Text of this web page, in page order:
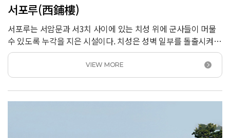
서포루(西鋪樓)
서포루는 서암문과 서3치 사이에 있는 치성 위에 군사들이 머물
수 있도록 누각을 지은 시설이다. 치성은 성벽 일부를 돌출시켜
적을 감시하고 공격할 수 있도록 만든 시설물이다. 화성에는 모두
15곳의 치성이 있는데 그중 중요한 5곳의 치성 위에 동1포루,
동2포루, 서포루, 북포루, 동북포루를 만들고 적의 동향을
감시했다.<br /> 서포루는 서장대 쪽으로 접근하는 적을
감시하기 위해 만들었다. 「화성성역의궤」에는 동북포루와
VIEW MORE